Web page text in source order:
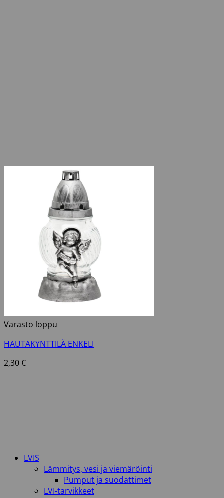
Varasto loppu
HAUTAKYNTTILÄ ENKELI
2,30€
LVIS
Lämmitys, vesi ja viemäröinti
Pumput ja suodattimet
LVI-tarvikkeet